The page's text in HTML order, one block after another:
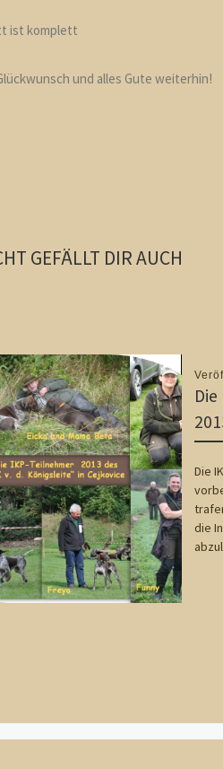
ist komplett
und alles Gute weiterhin!
GEFÄLLT DIR AUCH
Die
die